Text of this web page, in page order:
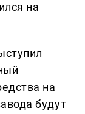
на
на
будут